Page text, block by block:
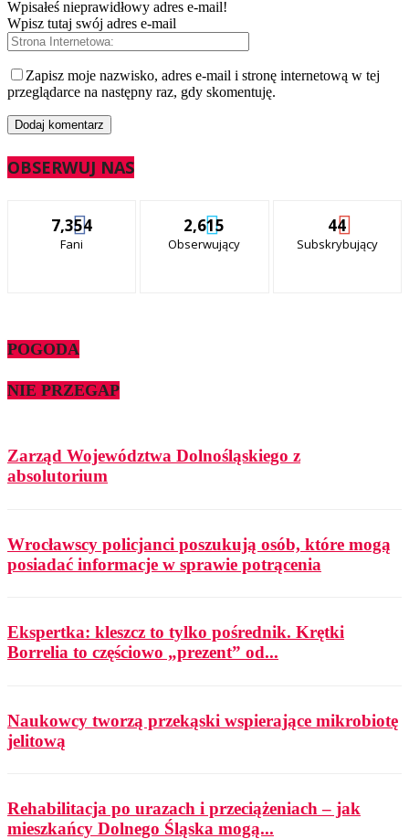
Wpisałeś nieprawidłowy adres e-mail!
Wpisz tutaj swój adres e-mail
Zapisz moje nazwisko, adres e-mail i stronę internetową w tej
przeglądarce na następny raz, gdy skomentuję.
OBSERWUJ NAS
7,354
Fani
2,615
Obserwujący
44
Subskrybujący
POGODA
NIE PRZEGAP
Zarząd Województwa Dolnośląskiego z
absolutorium
Wrocławscy policjanci poszukują osób, które mogą
posiadać informacje w sprawie potrącenia
Ekspertka: kleszcz to tylko pośrednik. Krętki
Borrelia to częściowo „prezent” od...
Naukowcy tworzą przekąski wspierające mikrobiotę
jelitową
Rehabilitacja po urazach i przeciążeniach – jak
mieszkańcy Dolnego Śląska mogą...